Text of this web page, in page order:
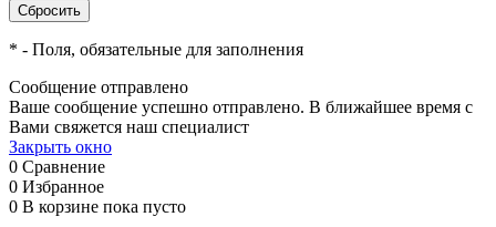
* - Поля, обязательные для заполнения
Сообщение отправлено
Ваше сообщение успешно отправлено. В ближайшее время с
Вами свяжется наш специалист
Закрыть окно
0 Сравнение
0 Избранное
0 В корзине пока пусто